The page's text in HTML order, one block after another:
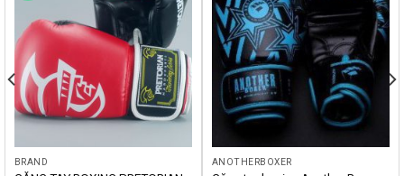
BRAND ANOTHERBOXER